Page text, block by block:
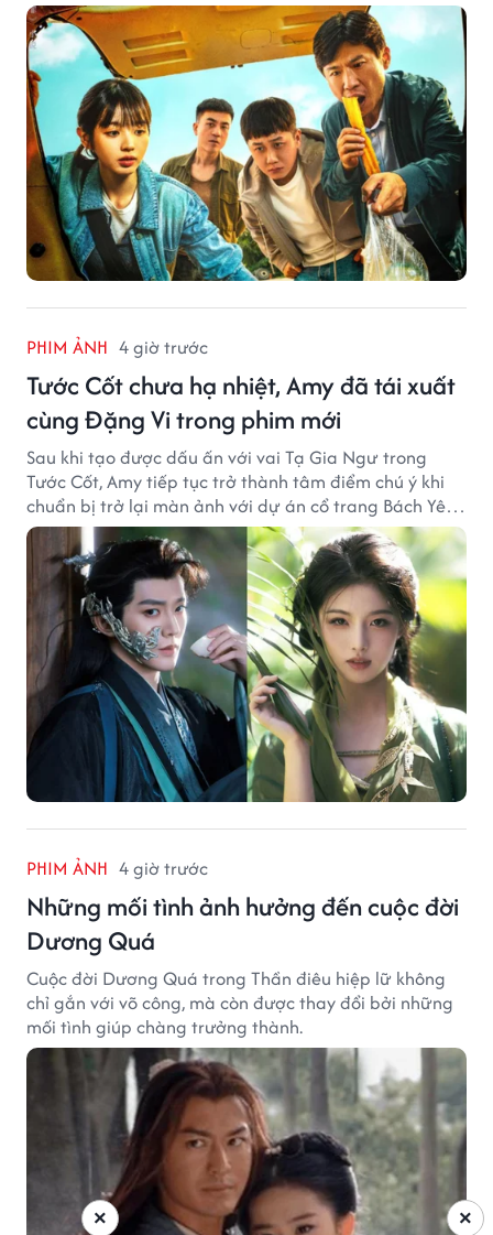
PHIM ẢNH 4 giờ trước
Tước Cốt chưa hạ nhiệt, Amy đã tái xuất
cùng Đặng Vi trong phim mới
Sau khi tạo được dấu ấn với vai Tạ Gia Ngư trong
Tước Cốt, Amy tiếp tục trở thành tâm điểm chú ý khi
chuẩn bị trở lại màn ảnh với dự án cổ trang Bách Yêu
Phổ.
PHIM ẢNH 4 giờ trước
Những mối tình ảnh hưởng đến cuộc đời
Dương Quá
Cuộc đời Dương Quá trong Thần điêu hiệp lữ không
chỉ gắn với võ công, mà còn được thay đổi bởi những
mối tình giúp chàng trưởng thành.
×
×